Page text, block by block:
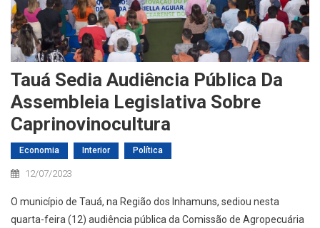
Tauá Sedia Audiência Pública Da
Assembleia Legislativa Sobre
Caprinovinocultura
Economia Interior Política
12/07/2023
O município de Tauá, na Região dos Inhamuns, sediou nesta
quarta-feira (12) audiência pública da Comissão de Agropecuária